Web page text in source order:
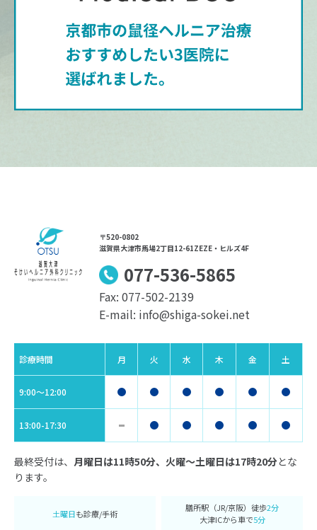
〒520-0802
滋賀県大津市馬場2丁目12-61ZEZE・ヒルズ4F
077-536-5865
Fax: 077-502-2139
E-mail: info@shiga-sokei.net
診療時間 月 火 水 木 金 土
9:00〜12:00
13:00-17:30
最終受付は、 月曜日は11時50分、火曜〜土曜日は17時20分とな
ります。
土曜日も診療/手術
膳所駅（JR/京阪）徒歩2分
大津ICから車で5分